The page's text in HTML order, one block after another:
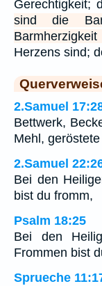
Gerechtigkeit;
sind die
Herzens sind;
2.Samuel
Bettwerk,
Mehl,
2.Samuel
Bei den
bist du fromm,
Psalm 18:25
Bei den
Frommen bist
Sprueche